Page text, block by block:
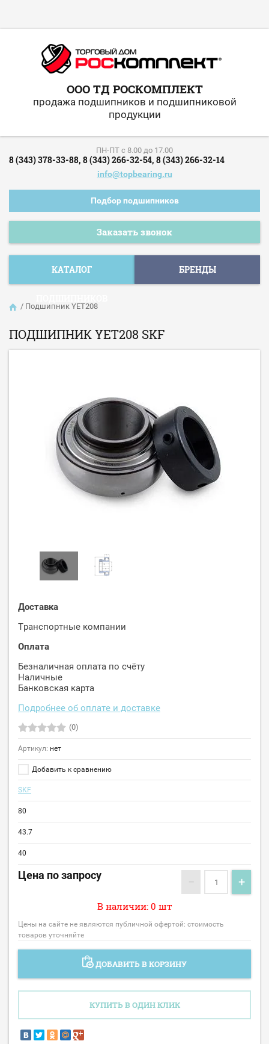
ООО ТД РОСКОМПЛЕКТ
продажа подшипников и подшипниковой
продукции
ПН-ПТ c 8.00 до 17.00
8 (343) 378-33-88, 8 (343) 266-32-54, 8 (343) 266-32-14
info@topbearing.ru
Подбор подшипников
Заказать звонок
КАТАЛОГ БРЕНДЫ
/ Подшипник YET208
ПОДШИПНИК YET208 SKF
Доставка
Транспортные компании
Оплата
Безналичная оплата по счёту
Наличные
Банковская карта
Подробнее об оплате и доставке
(0)
Артикул: нет
Добавить к сравнению
SKF
80
43.7
40
Цена по запросу − +
В наличии: 0 шт
Цены на сайте не являются публичной офертой: стоимость
товаров уточняйте
ДОБАВИТЬ В КОРЗИНУ
КУПИТЬ В ОДИН КЛИК